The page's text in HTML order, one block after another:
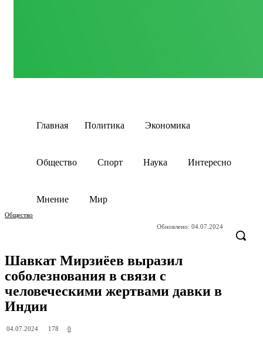
Главная Политика Экономика
Общество Спорт Наука Интересно
Мнение Мир
Общество
Обновлено: 04.07.2024
Шавкат Мирзиёев выразил
соболезнования в связи с
человеческими жертвами давки в
Индии
04.07.2024 178 0